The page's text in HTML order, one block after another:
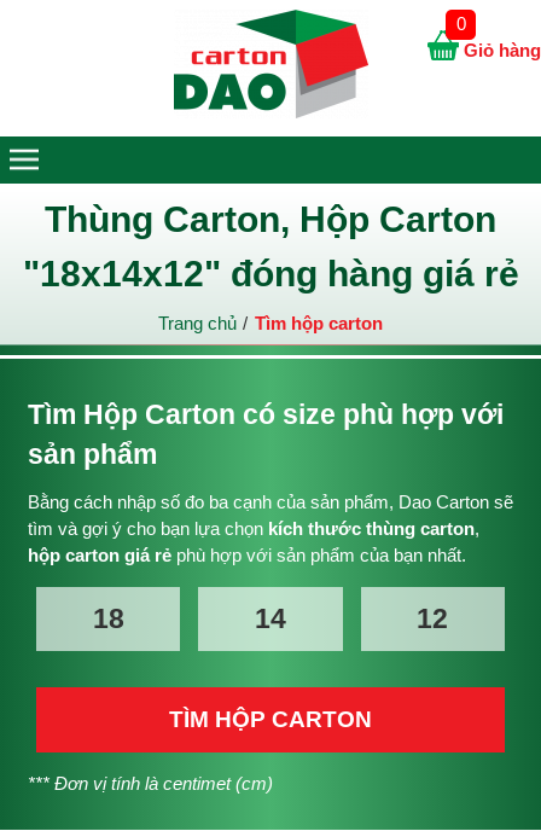
Thùng Carton, Hộp Carton
"18x14x12" đóng hàng giá rẻ
Trang chủ Tìm hộp carton
Tìm Hộp Carton có size phù hợp với
sản phẩm
Bằng cách nhập số đo ba cạnh của sản phẩm, Dao Carton sẽ
tìm và gợi ý cho bạn lựa chọn kích thước thùng carton,
hộp carton giá rẻphù hợp với sản phẩm của bạn nhất.
TÌM HỘP CARTON
*** Đơn vị tính là centimet (cm)
Giỏ hàng
0